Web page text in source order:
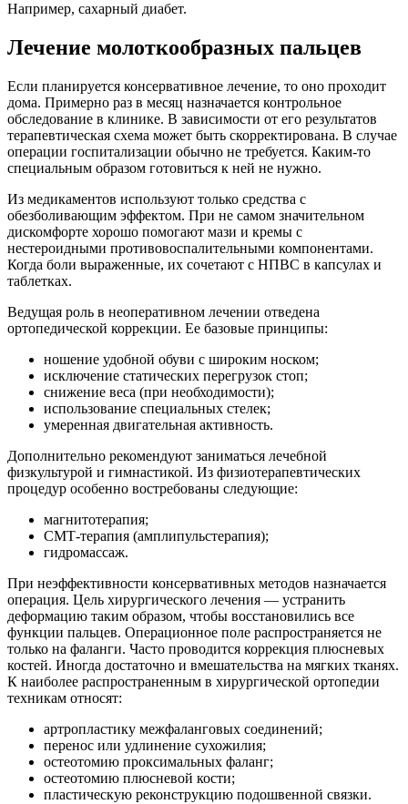
Например, сахарный диабет.
Лечение молоткообразных пальцев
Если планируется консервативное лечение, то оно проходит
дома. Примерно раз в месяц назначается контрольное
обследование в клинике. В зависимости от его результатов
терапевтическая схема может быть скорректирована. В случае
операции госпитализации обычно не требуется. Каким-то
специальным образом готовиться к ней не нужно.
Из медикаментов используют только средства с
обезболивающим эффектом. При не самом значительном
дискомфорте хорошо помогают мази и кремы с
нестероидными противовоспалительными компонентами.
Когда боли выраженные, их сочетают с НПВС в капсулах и
таблетках.
Ведущая роль в неоперативном лечении отведена
ортопедической коррекции. Ее базовые принципы:
ношение удобной обуви с широким носком;
исключение статических перегрузок стоп;
снижение веса (при необходимости);
использование специальных стелек;
умеренная двигательная активность.
Дополнительно рекомендуют заниматься лечебной
физкультурой и гимнастикой. Из физиотерапевтических
процедур особенно востребованы следующие:
магнитотерапия;
СМТ-терапия (амплипульстерапия);
гидромассаж.
При неэффективности консервативных методов назначается
операция. Цель хирургического лечения — устранить
деформацию таким образом, чтобы восстановились все
функции пальцев. Операционное поле распространяется не
только на фаланги. Часто проводится коррекция плюсневых
костей. Иногда достаточно и вмешательства на мягких тканях.
К наиболее распространенным в хирургической ортопедии
техникам относят:
артропластику межфаланговых соединений;
перенос или удлинение сухожилия;
остеотомию проксимальных фаланг;
остеотомию плюсневой кости;
пластическую реконструкцию подошвенной связки.